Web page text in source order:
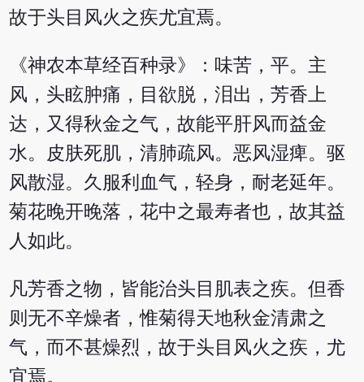
故于头目风火之疾尤宜焉。
《神农本草经百种录》：味苦，平。主
风，头眩肿痛，目欲脱，泪出，芳香上
达，又得秋金之气，故能平肝风而益金
水。皮肤死肌，清肺疏风。恶风湿痺。驱
风散湿。久服利血气，轻身，耐老延年。
菊花晚开晚落，花中之最寿者也，故其益
人如此。
凡芳香之物，皆能治头目肌表之疾。但香
则无不辛燥者，惟菊得天地秋金清肃之
气，而不甚燥烈，故于头目风火之疾，尤
宜焉。